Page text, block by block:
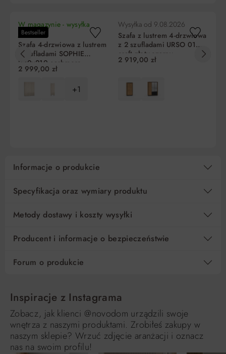
Liczba
rat
Miesięczna RRSO Do zapłaty
0% 1 758,65 zł
Regulamin
Bestseller
W magazynie - wysyłka
jutro!
Szafa 4-drzwiowa z lustrem
i szufladami SOPHIE
200x210 cashmere
2 999,00 zł
+1
Wysyłka od 9.08.2026
Szafa z lustrem 4-drzwiowa
z 2 szufladami URSO 01
craft złoty-czarny
2 919,00 zł
Informacje o produkcie
Specyfikacja oraz wymiary produktu
Metody dostawy i koszty wysyłki
Producent i informacje o bezpieczeństwie
Forum o produkcie
Inspiracje z Instagrama
Zobacz, jak klienci @novodom urządzili swoje
wnętrza z naszymi produktami. Zrobiłeś zakupy w
naszym sklepie? Wrzuć zdjęcie aranżacji i oznacz
nas na swoim profilu!